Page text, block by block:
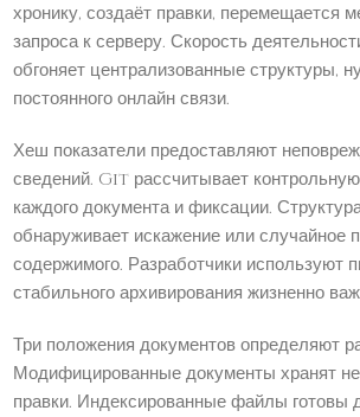
хронику, создаёт правки, перемещается
запроса к серверу. Скорость
обгоняет централизованные структуры,
постоянного онлайн связи.
Хеш показатели предоставляют
сведений. Git рассчитывает
каждого документа и фиксации.
обнаруживает искажение или случайное
содержимого. Разработчики используют
стабильного архивирования жизненно
Три положения документов определяют
Модифицированные документы хранят
правки. Индексированные файлы готовы